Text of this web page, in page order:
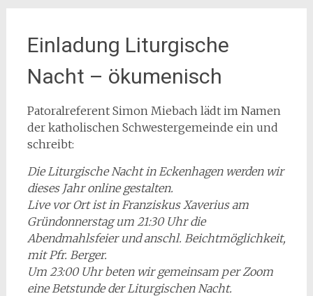
Einladung Liturgische
Nacht – ökumenisch
Patoralreferent Simon Miebach lädt im Namen
der katholischen Schwestergemeinde ein und
schreibt:
Die Liturgische Nacht in Eckenhagen werden wir
dieses Jahr online gestalten.
Live vor Ort ist in Franziskus Xaverius am
Gründonnerstag um 21:30 Uhr die
Abendmahlsfeier und anschl. Beichtmöglichkeit,
mit Pfr. Berger.
Um 23:00 Uhr beten wir gemeinsam per Zoom
eine Betstunde der Liturgischen Nacht.